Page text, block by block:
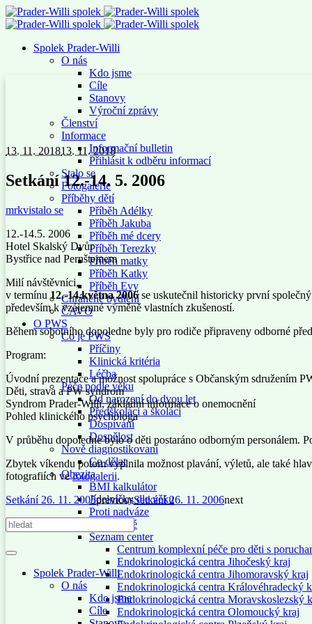
Spolek Prader-Willi
O nás
Kdo jsme
Cíle
Stanovy
Výroční zprávy
Členství
Informace
Informační bulletin
Přihlásit k odběru informací
Stalo se
Fotogalerie
Příběhy dětí
Příběh Adélky
Příběh Jakuba
Příběh mé dcery
Příběh Terezky
Příběh matky
Příběh Katky
Příběh Evy
Chráněné bydlení
ČAVO
O PWS
Co je PWS
Příčiny
Klinická kritéria
Léčba
Péče podle věku
Od narození do dvou let
Předškoláci a školáci
Dospívání
Dospělost
Nově diagnostikovaní
Co dělat
Obezita
BMI kalkulátor
Jídelníčky dle věku
Proti nadváze
Lékaři specialisté
Seznam center
Centrum komplexní péče pro děti s
Endokrinologická centra Jihočeský kraj
Endokrinologická centra Jihomoravský kraj
Endokrinologická centra Královéhradecký
Endokrinologická centra Moravskoslezský
Endokrinologická centra Olomoucký kraj
13. 11. 201813. 11. 2018
Setkání 12.-14. 5. 2006
mrkvistalo se
12.-14.5. 2006
Hotel Skalský Dvůr
Bystřice nad Pernštejnem
Milí návštěvníci,
v termínu 12.-14.května 2006se uskutečnil historicky první
především k vzájemné výměně vlastních zkušeností.
Během sobotního dopoledne byly pro rodiče připraveny odborné
Program:
Úvodní prezentace a možnost spolupráce s Občanským sdružením
Děti, strava a PW syndrom
Syndrom Prader-Willi, základní informace o onemocnění
Pohled klinického psychologa
V průběhu dopoledne bylo o děti postaráno odborným
Zbytek víkendu potom vyplnila možnost plavání, výletů, ale také
fotografiích vefotogalerii.
Setkání 26. 11. 2005previousSetkání 26. 11. 2006next
Spolek Prader-Willi
O nás
Kdo jsme
Cíle